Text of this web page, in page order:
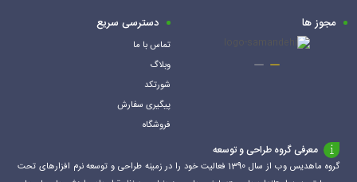
مجوز ها دسترسی سریع
تماس با ما
وبلاگ
شورتکد
پیگیری سفارش
فروشگاه
معرفی گروه طراحی و توسعه
گروه ماهدیس وب از سال 1390 فعالیت خود را در زمینه طراحی و توسعه نرم افزارهای تحت